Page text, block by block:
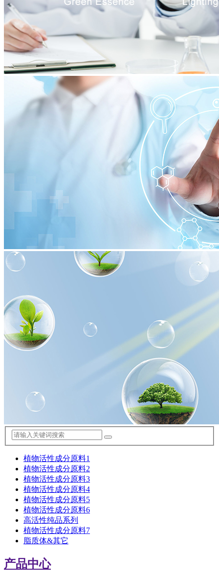
植物活性成分原料1
植物活性成分原料2
植物活性成分原料3
植物活性成分原料4
植物活性成分原料5
植物活性成分原料6
高活性纯品系列
植物活性成分原料7
脂质体&其它
产品中心